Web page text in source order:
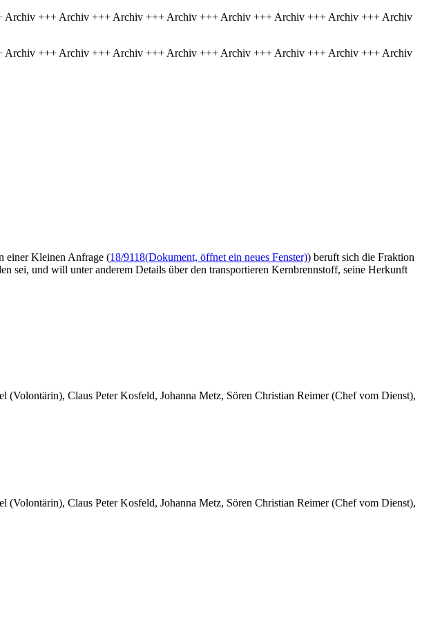
+++ Archiv +++ Archiv +++ Archiv +++ Archiv +++ Archiv +++ Archiv +++ Archiv
+++ Archiv +++ Archiv +++ Archiv +++ Archiv +++ Archiv +++ Archiv +++ Archiv
einer Kleinen Anfrage (18/9118(Dokument, öffnet ein neues Fenster)) beruft sich die Fraktion
sei, und will unter anderem Details über den transportieren Kernbrennstoff, seine Herkunft
(Volontärin), Claus Peter Kosfeld, Johanna Metz, Sören Christian Reimer (Chef vom Dienst),
(Volontärin), Claus Peter Kosfeld, Johanna Metz, Sören Christian Reimer (Chef vom Dienst),